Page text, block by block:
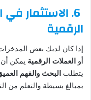
6. الاستثمار
الرقمية
إذا كان لديك بعض
أو العملات الرقمية يمكن
يتطلب البحث والفهم
بمبالغ بسيطة والتعلم من